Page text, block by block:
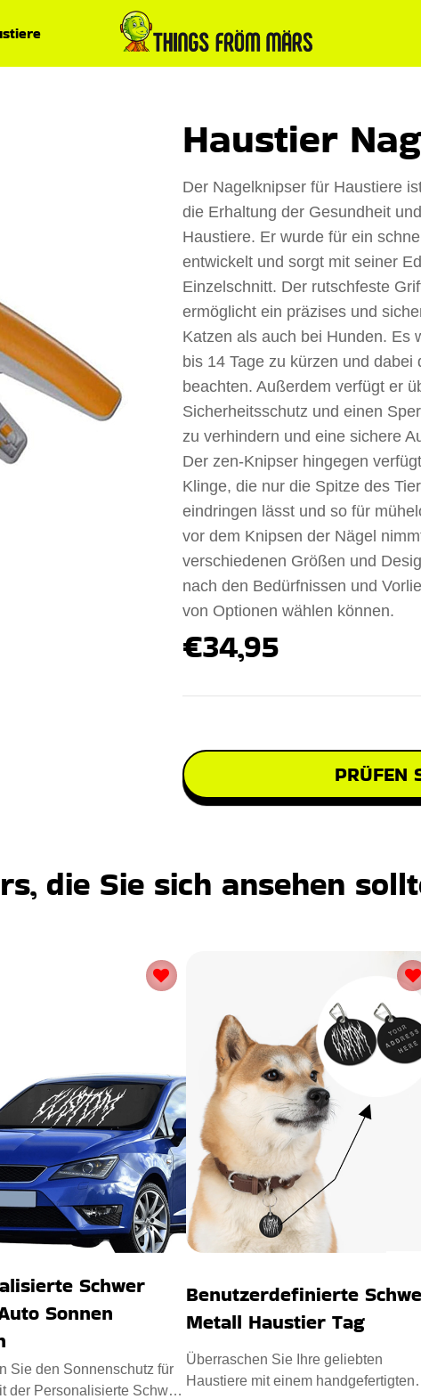
Haustier
Der Nagelknipser für Haustiere
die Erhaltung der Gesundheit
Haustiere. Er wurde für ein
entwickelt und sorgt mit seiner
Einzelschnitt. Der rutschfeste
ermöglicht ein präzises und
Katzen als auch bei Hunden. Es
bis 14 Tage zu kürzen und
beachten. Außerdem verfügt er
Sicherheitsschutz und einen
zu verhindern und eine sichere
Der zen-Knipser hingegen
Klinge, die nur die Spitze des
eindringen lässt und so für
vor dem Knipsen der Nägel
verschiedenen Größen und
nach den Bedürfnissen und
von Optionen wählen können.
€34,95
PRÜFEN
die Sie sich ansehen
Schwer
Sonnen
Sie den Sonnenschutz für
der Personalisierte Schwer
Benutzerdefinierte
Metall Haustier Tag
Überraschen Sie Ihre geliebten
Haustiere mit einem handgefertigten